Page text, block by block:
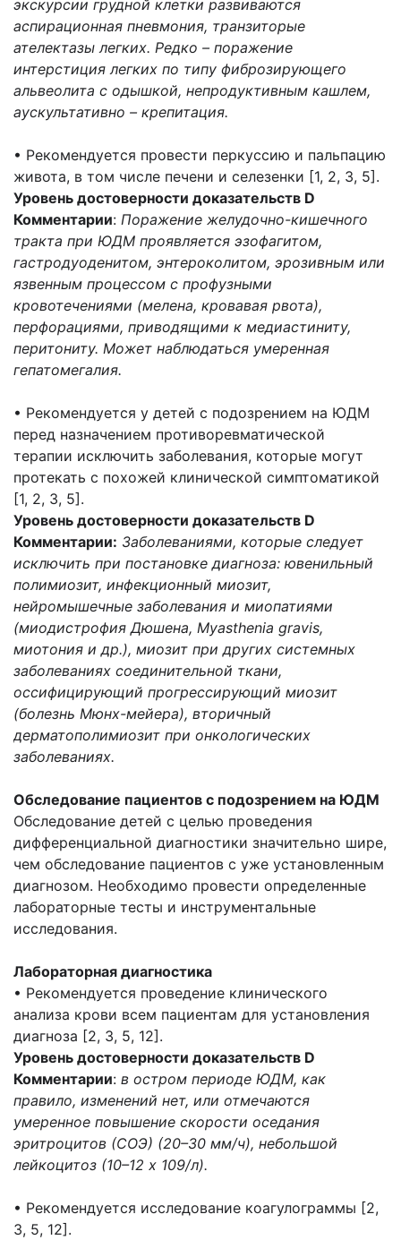
экскурсии грудной клетки развиваются
аспирационная пневмония, транзиторые
ателектазы легких. Редко – поражение
интерстиция легких по типу фиброзирующего
альвеолита с одышкой, непродуктивным кашлем,
аускультативно – крепитация.
• Рекомендуется провести перкуссию и пальпацию
живота, в том числе печени и селезенки [1, 2, 3, 5].
Уровень достоверности доказательств D
Комментарии: Поражение желудочно-кишечного
тракта при ЮДМ проявляется эзофагитом,
гастродуоденитом, энтероколитом, эрозивным или
язвенным процессом с профузными
кровотечениями (мелена, кровавая рвота),
перфорациями, приводящими к медиастиниту,
перитониту. Может наблюдаться умеренная
гепатомегалия.
• Рекомендуется у детей с подозрением на ЮДМ
перед назначением противоревматической
терапии исключить заболевания, которые могут
протекать с похожей клинической симптоматикой
[1, 2, 3, 5].
Уровень достоверности доказательств D
Комментарии: Заболеваниями, которые следует
исключить при постановке диагноза: ювенильный
полимиозит, инфекционный миозит,
нейромышечные заболевания и миопатиями
(миодистрофия Дюшена, Myasthenia gravis,
миотония и др.), миозит при других системных
заболеваниях соединительной ткани,
оссифицирующий прогрессирующий миозит
(болезнь Мюнх-мейера), вторичный
дерматополимиозит при онкологических
заболеваниях.
Обследование пациентов с подозрением на ЮДМ
Обследование детей с целью проведения
дифференциальной диагностики значительно шире,
чем обследование пациентов с уже установленным
диагнозом. Необходимо провести определенные
лабораторные тесты и инструментальные
исследования.
Лабораторная диагностика
• Рекомендуется проведение клинического
анализа крови всем пациентам для установления
диагноза [2, 3, 5, 12].
Уровень достоверности доказательств D
Комментарии: в остром периоде ЮДМ, как
правило, изменений нет, или отмечаются
умеренное повышение скорости оседания
эритроцитов (СОЭ) (20–30 мм/ч), небольшой
лейкоцитоз (10–12 х 109/л).
• Рекомендуется исследование коагулограммы [2,
3, 5, 12].